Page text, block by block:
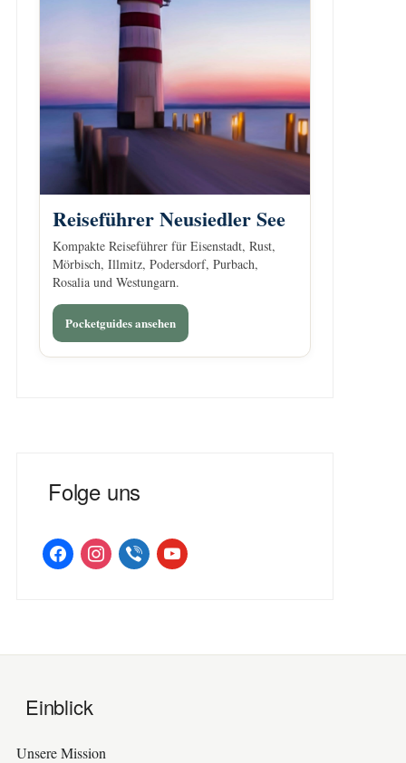
Reiseführer Neusiedler See
Kompakte Reiseführer für Eisenstadt, Rust,
Mörbisch, Illmitz, Podersdorf, Purbach,
Rosalia und Westungarn.
Pocketguides ansehen
Folge uns
facebookinstagramviber youtube
Einblick
Unsere Mission